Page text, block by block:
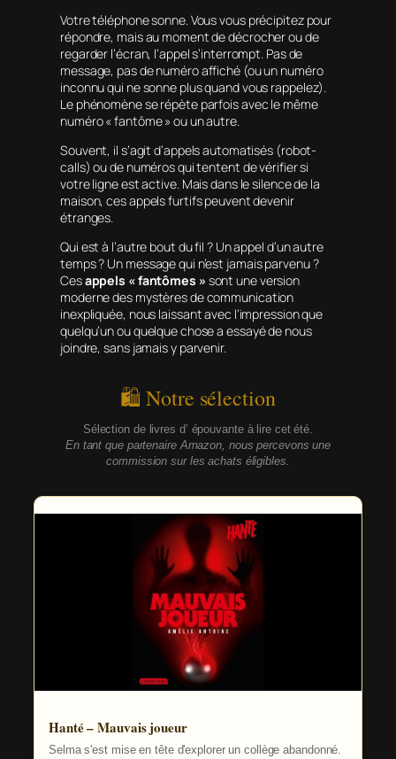
Votre téléphone sonne. Vous vous précipitez pour
répondre, mais au moment de décrocher ou de
regarder l’écran, l’appel s’interrompt. Pas de
message, pas de numéro affiché (ou un numéro
inconnu qui ne sonne plus quand vous rappelez).
Le phénomène se répète parfois avec le même
numéro « fantôme » ou un autre.
Souvent, il s’agit d’appels automatisés (robot-
calls) ou de numéros qui tentent de vérifier si
votre ligne est active. Mais dans le silence de la
maison, ces appels furtifs peuvent devenir
étranges.
Qui est à l’autre bout du fil ? Un appel d’un autre
temps ? Un message qui n’est jamais parvenu ?
Cesappels « fantômes » sont une version
moderne des mystères de communication
inexpliquée, nous laissant avec l’impression que
quelqu’un ou quelque chose a essayé de nous
joindre, sans jamais y parvenir.
🛍 Notre sélection
Sélection de livres d’ épouvante à lire cet été.
En tant que partenaire Amazon, nous percevons une
commission sur les achats éligibles.
Hanté – Mauvais joueur
Selma s'est mise en tête d'explorer un collège abandonné.